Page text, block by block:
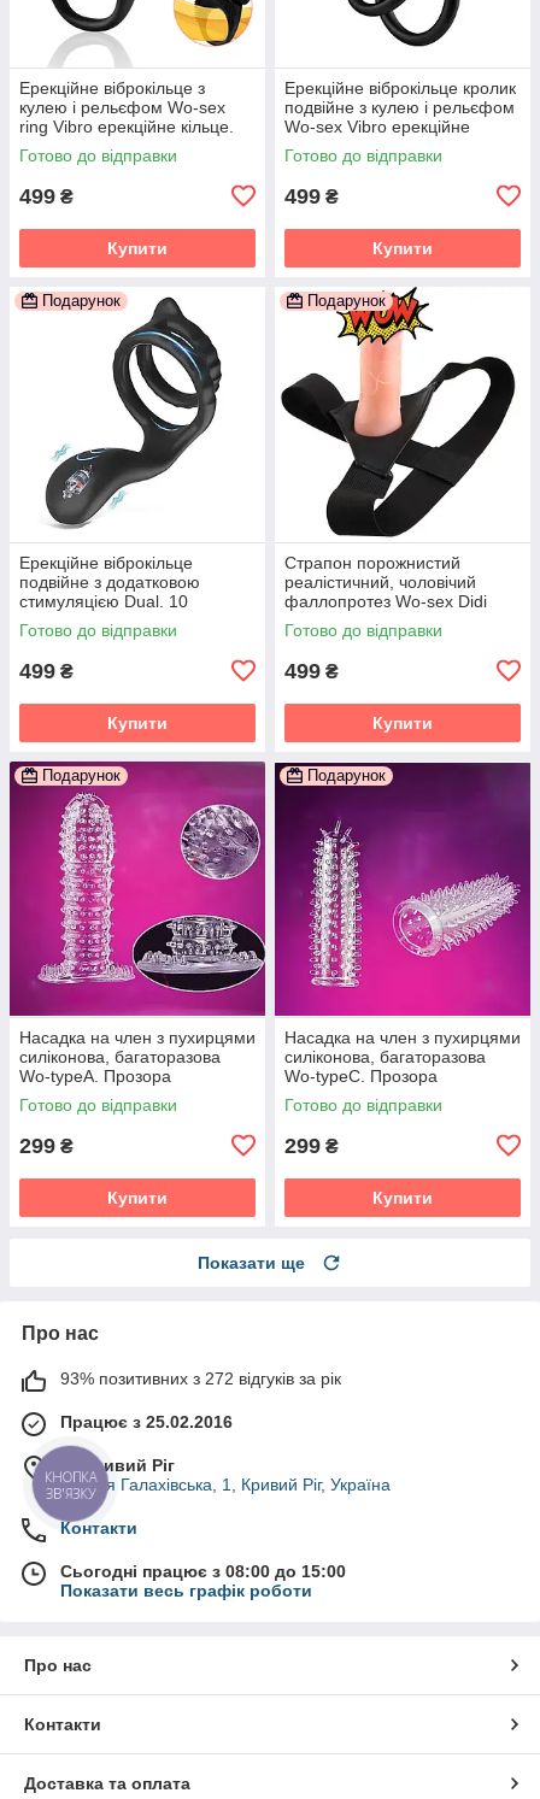
Ерекційне віброкільце з
кулею і рельєфом Wo-sex
ring Vibro ерекційне кільце.
Чорне
Готово до відправки
499 ₴
Купити
Ерекційне віброкільце кролик
подвійне з кулею і рельєфом
Wo-sex Vibro ерекційне
кільце. Чорне
Готово до відправки
499 ₴
Купити
Подарунок
Ерекційне віброкільце
подвійне з додатковою
стимуляцією Dual. 10
режимів
Готово до відправки
499 ₴
Купити
Подарунок
Страпон порожнистий
реалістичний, чоловічий
фаллопротез Wo-sex Didi
Готово до відправки
499 ₴
Купити
Подарунок
Насадка на член з пухирцями
силіконова, багаторазова
Wo-typeA. Прозора
Готово до відправки
299 ₴
Купити
Подарунок
Насадка на член з пухирцями
силіконова, багаторазова
Wo-typeС. Прозора
Готово до відправки
299 ₴
Купити
Показати ще
Про нас
93% позитивних з 272 відгуків за рік
Працює з 25.02.2016
м. Кривий Ріг
вулиця Галахівська, 1, Кривий Ріг, Україна
Контакти
Сьогодні працює з 08:00 до 15:00
Показати весь графік роботи
Про нас
Контакти
Доставка та оплата
КНОПКА
ЗВ'ЯЗКУ